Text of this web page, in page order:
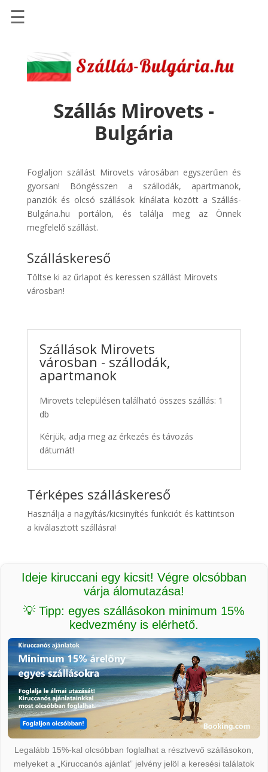
Szállások
Repülőjegy
pénzvisszatérítéssel
Discover
Cars
Transzfer
Kiwi
Taxi
☰
Szállás Mirovets -
Bulgária
Foglaljon szállást Mirovets városában egyszerűen és
gyorsan! Böngésszen a szállodák, apartmanok,
panziók és olcsó szállások kínálata között a Szállás-
Bulgária.hu portálon, és találja meg az Önnek
megfelelő szállást.
Szálláskereső
Töltse ki az űrlapot és keressen szállást Mirovets
városban!
Szállások Mirovets
városban - szállodák,
apartmanok
Mirovets településen található összes szállás: 1
db
Kérjük, adja meg az érkezés és távozás
dátumát!
Térképes szálláskereső
Használja a nagyítás/kicsinyítés funkciót és kattintson
a kiválasztott szállásra!
Ideje kiruccani egy kicsit! Végre olcsóbban
várja álomutazása!
💡 Tipp: egyes szállásokon minimum 15%
kedvezmény is elérhető.
Legalább 15%-kal olcsóbban foglalhat a résztvevő szállásokon,
melyeket a „Kiruccanós ajánlat” jelvény jelöl a keresési találatok